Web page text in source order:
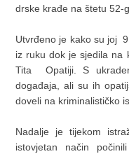
drske krađe na štetu 52-
Utvrđeno je kako su joj
iz ruku dok je sjedila na
Tita Opatiji. S
događaja, ali su ih
doveli na kriminalističko
Nadalje je tijekom
istovjetan način